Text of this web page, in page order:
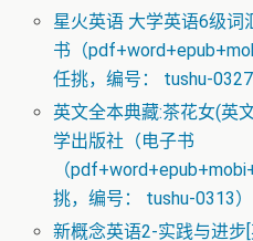
星火英语 大学英语6级词
书（
任挑，编号： tushu-0327
英文全本典藏:茶花女(英
学出版社（电子书
（
挑，编号： tushu-0313）
新概念英语2-实践与进